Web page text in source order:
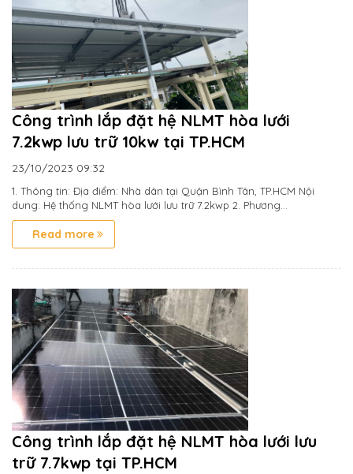
Công trình lắp đặt hệ NLMT hòa lưới
7.2kwp lưu trữ 10kw tại TP.HCM
23/10/2023 09:32
1. Thông tin: Địa điểm: Nhà dân tại Quận Bình Tân, TP.HCM Nội
dung: Hệ thống NLMT hòa lưới lưu trữ 7.2kwp 2. Phương...
Read more
Công trình lắp đặt hệ NLMT hòa lưới lưu
trữ 7.7kwp tại TP.HCM